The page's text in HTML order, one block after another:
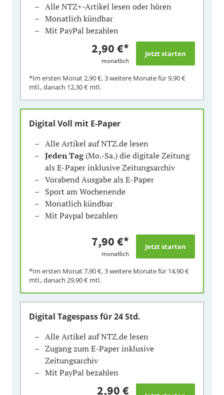
Alle NTZ+-Artikel lesen oder hören
Monatlich kündbar
Mit PayPal bezahlen
2,90 €*
monatlich
*Im ersten Monat2,90 €, 3 weitere Monate für9,90 €
mtl., danach 12,30 € mtl.
Digital Voll mit E-Paper
Alle Artikel auf NTZ.de lesen
Jeden Tag(Mo.-Sa.) die digitale Zeitung
als E-Paper inklusive Zeitungsarchiv
Vorabend Ausgabe als E-Paper
Sport am Wochenende
Monatlich kündbar
Mit Paypal bezahlen
7,90 €*
monatlich
*Im ersten Monat7,90 €, 3 weitere Monate für 14,90 €
mtl., danach 29,90 € mtl.
Digital Tagespassfür 24 Std.
Alle Artikel auf NTZ.de lesen
Zugang zum E-Paper inklusive
Zeitungsarchiv
Mit PayPal bezahlen
2,90 €